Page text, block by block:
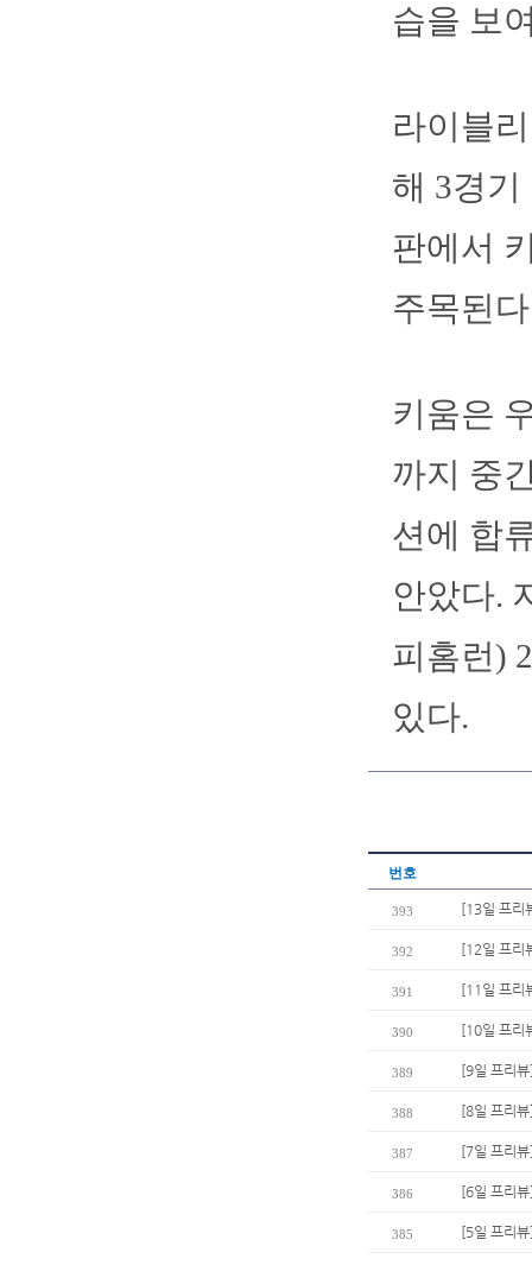
습을 보
라이블
해 3경기
판에서
주목된
키움은
까지 중
션에 합
안았다.
피홈런)
있다.
번호
393 [13일 프리
392 [12일 프리
391 [11일 프리
390 [10일 프리
389 [9일 프리
388 [8일 프리
387 [7일 프리
386 [6일 프리
385 [5일 프리뷰